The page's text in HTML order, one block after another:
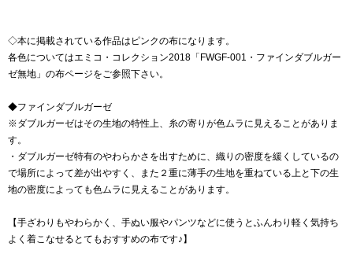
◇本に掲載されている作品はピンクの布になります。
各色についてはエミコ・コレクション2018「FWGF-001・ファインダブルガー
ゼ無地」の布ページをご参照下さい。
◆ファインダブルガーゼ
※ダブルガーゼはその生地の特性上、糸の寄りが色ムラに見えることがありま
す。
・ダブルガーゼ特有のやわらかさを出すために、織りの密度を緩くしているの
で場所によって差が出やすく、また２重に薄手の生地を重ねている上と下の生
地の密度によっても色ムラに見えることがあります。
【手ざわりもやわらかく、手ぬい服やパンツなどに使うとふんわり軽く気持ち
よく着こなせるとてもおすすめの布です♪】